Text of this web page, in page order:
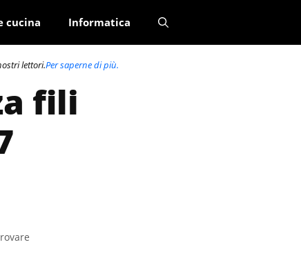
cucina Informatica
lettori.Per saperne di più.
fili